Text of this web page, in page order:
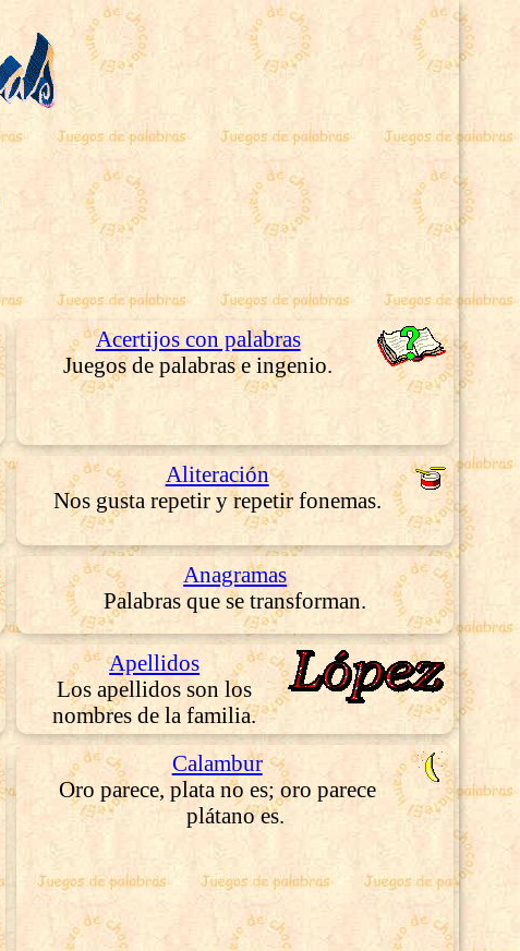
Acertijos con palabras
Juegos de palabras e ingenio.
Aliteración
Nos gusta repetir y repetir fonemas.
Anagramas
Palabras que se transforman.
Apellidos
Los apellidos son los
nombres de la familia.
Calambur
Oro parece, plata no es; oro parece
plátano es.